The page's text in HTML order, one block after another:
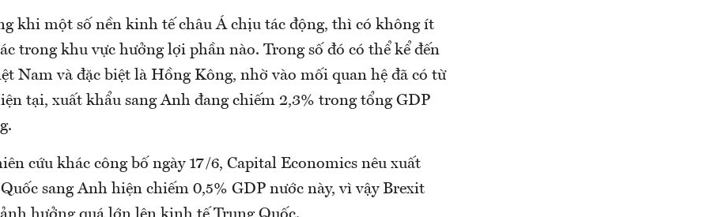
khi một số nền kinh tế châu Á chịu tác động, thì có không ít
trong khu vực hưởng lợi phần nào. Trong số đó có thể kể đến
Nam và đặc biệt là Hồng Kông, nhờ vào mối quan hệ đã có từ
tại, xuất khẩu sang Anh đang chiếm 2,3% trong tổng GDP
cứu khác công bố ngày 17/6, Capital Economics nêu xuất
sang Anh hiện chiếm 0,5% GDP nước này, vì vậy Brexit